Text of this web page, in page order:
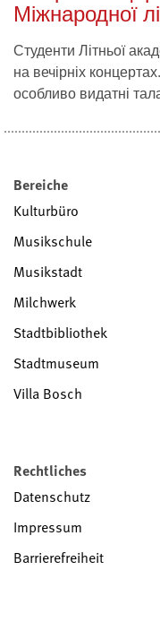
Міжнародної
Студенти Літньої
на вечірніх
особливо видатні
Bereiche
Kulturbüro
Musikschule
Musikstadt
Milchwerk
Stadtbibliothek
Stadtmuseum
Villa Bosch
Rechtliches
Datenschutz
Impressum
Barrierefreiheit